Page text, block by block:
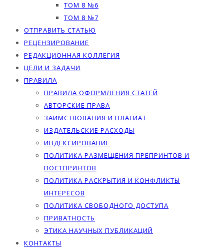
ТОМ 8 №6
ТОМ 8 №7
ОТПРАВИТЬ СТАТЬЮ
РЕЦЕНЗИРОВАНИЕ
РЕДАКЦИОННАЯ КОЛЛЕГИЯ
ЦЕЛИ И ЗАДАЧИ
ПРАВИЛА
ПРАВИЛА ОФОРМЛЕНИЯ СТАТЕЙ
АВТОРСКИЕ ПРАВА
ЗАИМСТВОВАНИЯ И ПЛАГИАТ
ИЗДАТЕЛЬСКИЕ РАСХОДЫ
ИНДЕКСИРОВАНИЕ
ПОЛИТИКА РАЗМЕЩЕНИЯ ПРЕПРИНТОВ И
ПОСТПРИНТОВ
ПОЛИТИКА РАСКРЫТИЯ И КОНФЛИКТЫ
ИНТЕРЕСОВ
ПОЛИТИКА СВОБОДНОГО ДОСТУПА
ПРИВАТНОСТЬ
ЭТИКА НАУЧНЫХ ПУБЛИКАЦИЙ
КОНТАКТЫ